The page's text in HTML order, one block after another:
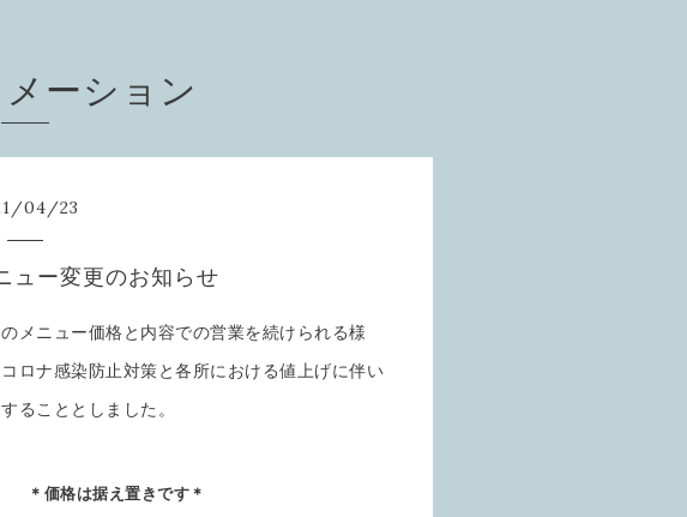
ーション
/04/23
ュー変更のお知らせ
メニュー価格と内容での営業を続けられる様
ロナ感染防止対策と各所における値上げに伴い
ることとしました。
＊価格は据え置きです＊